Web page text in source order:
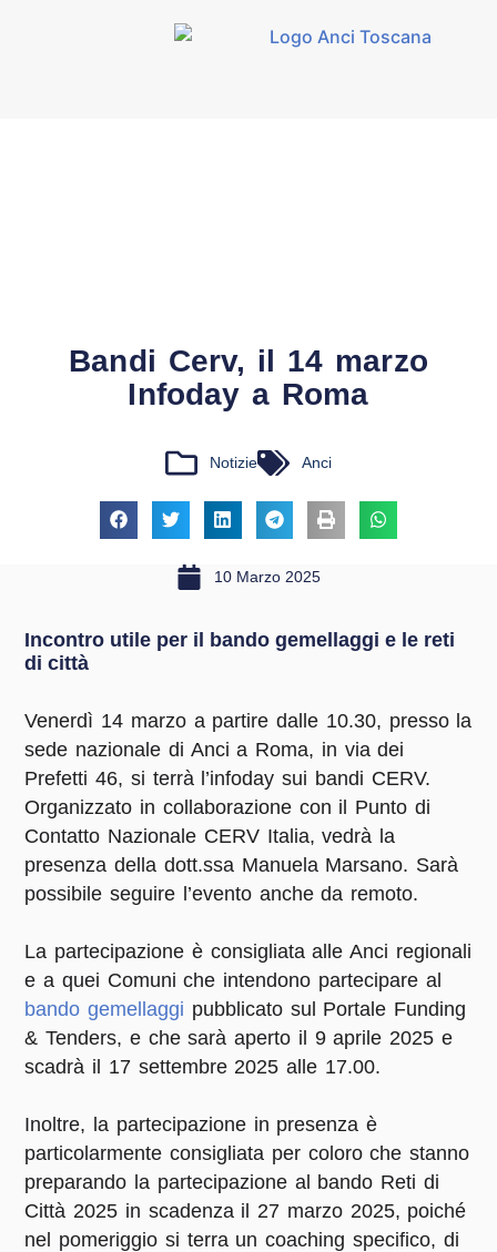
Bandi Cerv, il 14 marzo
Infoday a Roma
Notizie Anci
10 Marzo 2025
Incontro utile per il bando gemellaggi e le reti
di città
Venerdì 14 marzo a partire dalle 10.30, presso la
sede nazionale di Anci a Roma, in via dei
Prefetti 46, si terrà l’infoday sui bandi CERV.
Organizzato in collaborazione con il Punto di
Contatto Nazionale CERV Italia, vedrà la
presenza della dott.ssa Manuela Marsano. Sarà
possibile seguire l’evento anche da remoto.
La partecipazione è consigliata alle Anci regionali
e a quei Comuni che intendono partecipare al
bando gemellaggi pubblicato sul Portale Funding
& Tenders, e che sarà aperto il 9 aprile 2025 e
scadrà il 17 settembre 2025 alle 17.00.
Inoltre, la partecipazione in presenza è
particolarmente consigliata per coloro che stanno
preparando la partecipazione al bando Reti di
Città 2025 in scadenza il 27 marzo 2025, poiché
nel pomeriggio si terra un coaching specifico, di